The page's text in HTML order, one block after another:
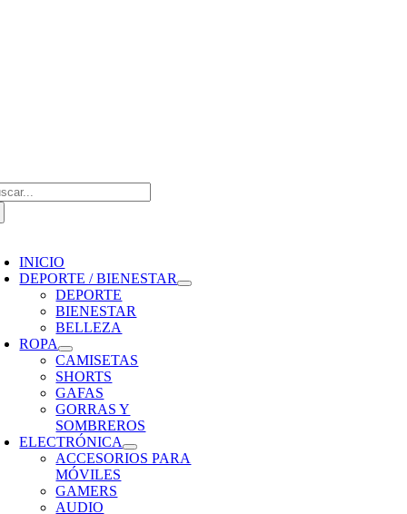
INICIO
DEPORTE / BIENESTAR
DEPORTE
BIENESTAR
BELLEZA
ROPA
CAMISETAS
SHORTS
GAFAS
GORRAS Y
SOMBREROS
ELECTRÓNICA
ACCESORIOS PARA
MÓVILES
GAMERS
AUDIO